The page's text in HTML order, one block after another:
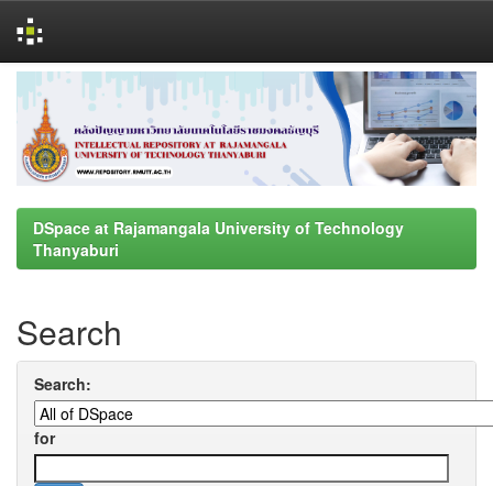
navigation
DSpace at Rajamangala University of Technology
Thanyaburi
Search
Search:
for